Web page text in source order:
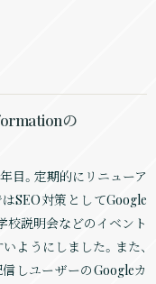
の
目。定期的にリニューア
SEO対策としてGoogle
校説明会などのイベント
ようにしました。また、
しユーザーのGoogleカ